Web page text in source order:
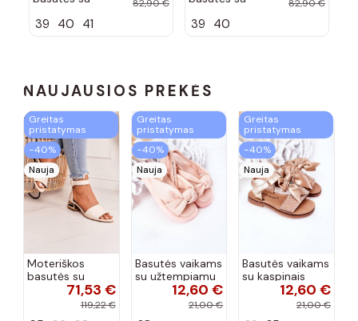
kulniukais
82,90 €
39 40 41
kulniukais
82,90 €
39 40
NAUJAUSIOS PREKĖS
Greitas
pristatymas
−40%
Nauja
Moteriškos
basutės su
aukso spalvos
kulniukais Laura
71,53 €
119,22 €
Greitas
pristatymas
−40%
Nauja
Basutės vaikams
su užtempiamu
užsegimu
rožinės spalvos
12,60 €
21,00 €
Greitas
pristatymas
−40%
Nauja
Basutės vaikams
su kaspinais
aukso spalvos
12,60 €
21,00 €